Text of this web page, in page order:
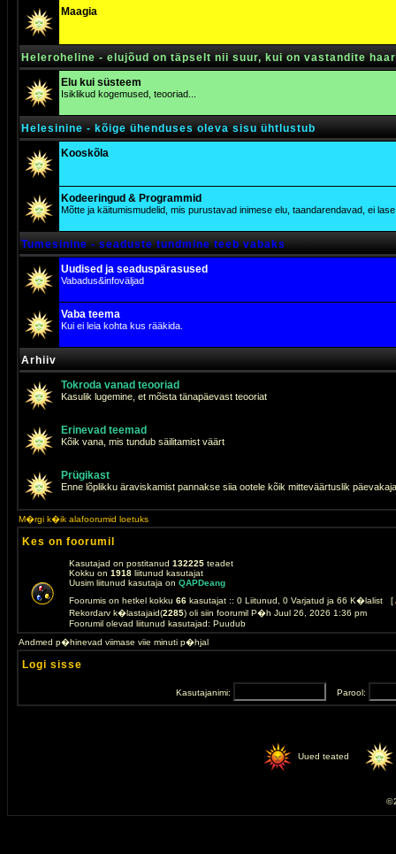
Maagia
Heleroheline - elujõud on täpselt nii suur, kui on vastandite
Elu kui süsteem
Isiklikud kogemused, teooriad...
Helesinine - kõige ühenduses oleva sisu ühtlustub
Kooskõla
Kodeeringud & Programmid
Mõtte ja käitumismudelid, mis purustavad inimese elu, taandarendavad, ei
Tumesinine - seaduste tundmine teeb vabaks
Uudised ja seaduspärasused
Vabadus&infoväljad
Vaba teema
Kui ei leia kohta kus rääkida.
Arhiiv
Tokroda vanad teooriad
Kasulik lugemine, et mõista tänapäevast teooriat
Erinevad teemad
Kõik vana, mis tundub säilitamist väärt
Prügikast
Enne lõplikku äraviskamist pannakse siia ootele kõik mitteväärtuslik
M�rgi k�ik alafoorumid loetuks
Kes on foorumil
Kasutajad on postitanud 132225 teadet
Kokku on 1918 liitunud kasutajat
Uusim liitunud kasutaja on QAPDeang
Foorumis on hetkel kokku 66 kasutajat :: 0 Liitunud, 0 Varjatud ja 66 K�lalist [
Rekordarv k�lastajaid(2285) oli siin foorumil P�h Juul 26, 2026 1:36 pm
Foorumil olevad liitunud kasutajad: Puudub
Andmed p�hinevad viimase viie minuti p�hjal
Logi sisse
Kasutajanimi: Parool:
Uued teated
©